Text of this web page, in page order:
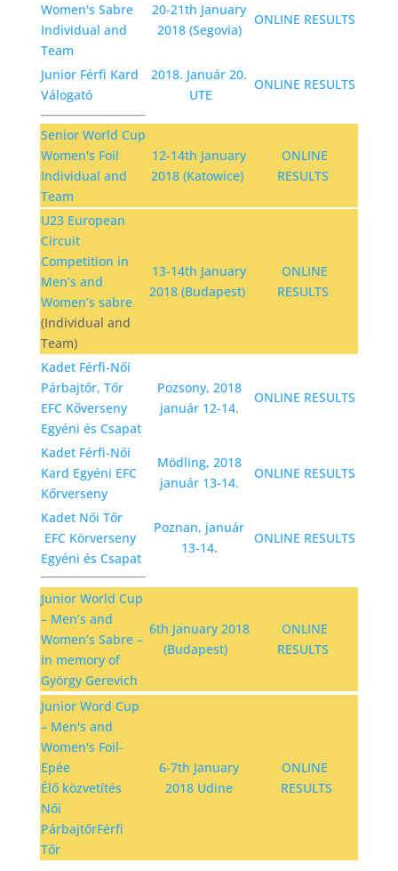
Women's Sabre
Individual and
Team
20-21th January
2018 (Segovia)
ONLINE RESULTS
Junior Férfi Kard
Válogató
2018. Január 20.
UTE
ONLINE RESULTS
Senior World Cup
Women's Foil
Individual and
Team
12-14th January
2018 (Katowice)
ONLINE
RESULTS
U23 European
Circuit
Competition in
Men’s and
Women’s sabre
(Individual and
Team)
13-14th January
2018 (Budapest)
ONLINE
RESULTS
Kadet Férfi-Női
Párbajtőr, Tőr
EFC Kőverseny
Egyéni és Csapat
Pozsony, 2018
január 12-14.
ONLINE RESULTS
Kadet Férfi-Női
Kard Egyéni EFC
Kőrverseny
Mödling, 2018
január 13-14.
ONLINE RESULTS
Kadet Női Tőr
EFC Körverseny
Egyéni és Csapat
Poznan, január
13-14.
ONLINE RESULTS
Junior World Cup
– Men’s and
Women’s Sabre –
in memory of
György Gerevich
6th January 2018
(Budapest)
ONLINE
RESULTS
Junior Word Cup
– Men's and
Women's Foil-
Epée
Élő közvetítés
Női
PárbajtőrFérfi
Tőr
6-7th January
2018 Udine
ONLINE
RESULTS